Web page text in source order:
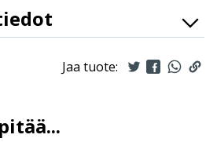
"Alaskan öljylöytö", ja
Roopen takaisin Skotlannin
9789523345966
109
Jaa tuote: